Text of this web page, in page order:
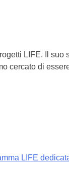
LIFE. Il
cercato di
LIFE